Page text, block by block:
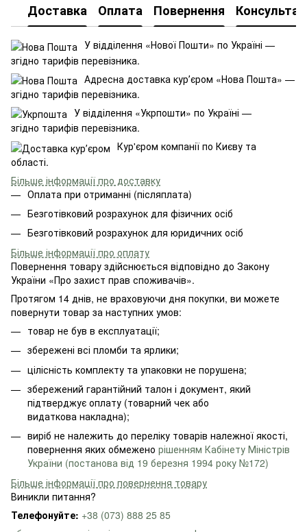
Доставка Оплата Повернення
У відділення «Нової Пошти» по Україні —
згідно тарифів перевізника.
Адресна доставка курʼєром «Нова Пошта» —
згідно тарифів перевізника.
У відділення «Укрпошти» по Україні —
згідно тарифів перевізника.
Кур'єром компанії по Києву та
області.
Більше інформації про доставку
Оплата при отриманні (післяплата)
Безготівковий розрахунок для фізичних осіб
Безготівковий розрахунок для юридичних осіб
Більше інформації про оплату
Повернення товару здійснюється відповідно до Закону
України «Про захист прав споживачів».
Протягом 14 днів, не враховуючи дня покупки, ви можете
повернути товар за наступних умов:
товар не був в експлуатації;
збережені всі пломби та ярлики;
цілісність комплекту та упаковки не порушена;
збережений гарантійний талон і документ, який
підтверджує оплату (товарний чек або
видаткова накладна);
виріб не належить до переліку товарів належної якості,
повернення яких обмежено рішенням Кабінету Міністрів
України (постанова від 19 березня 1994 року №172)
Більше інформації про повернення товару
Виникли питання?
Телефонуйте: +38 (073) 888 25 85